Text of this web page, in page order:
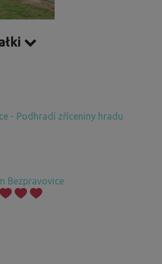
- Podhradí zříceniny hradu
Bezpravovice